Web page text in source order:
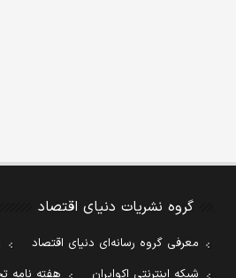
گروه نشریات دنیای اقتصاد
معرفی گروه رسانه‌ای دنیای اقتصاد